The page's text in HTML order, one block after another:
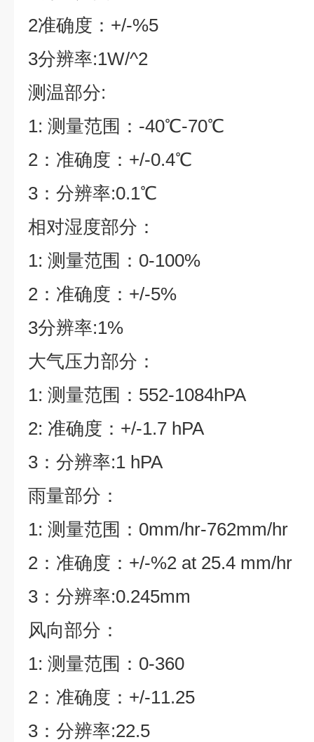
2准确度：+/-%5
3分辨率:1W/^2
测温部分:
1: 测量范围：-40℃-70℃
2：准确度：+/-0.4℃
3：分辨率:0.1℃
相对湿度部分：
1: 测量范围：0-100%
2：准确度：+/-5%
3分辨率:1%
大气压力部分：
1: 测量范围：552-1084hPA
2: 准确度：+/-1.7 hPA
3：分辨率:1 hPA
雨量部分：
1: 测量范围：0mm/hr-762mm/hr
2：准确度：+/-%2 at 25.4 mm/hr
3：分辨率:0.245mm
风向部分：
1: 测量范围：0-360
2：准确度：+/-11.25
3：分辨率:22.5